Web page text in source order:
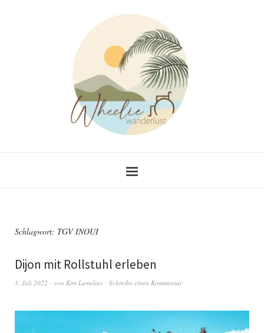
Schlagwort: TGV INOUI
Dijon mit Rollstuhl erleben
3. Juli 2022 von Kim Lumelius Schreibe einen Kommentar